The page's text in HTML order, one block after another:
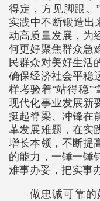
得定，方见脚跟。
实践中不断锻造出
动高质量发展，为
何更好聚焦群众急
民群众对美好生活
确保经济社会平
样考验着“站得稳
现代化事业发展新
挺起脊梁、冲锋在
革发展难题，在实
增长本领，不断提
的能力，一锤一锤
难事办妥，把实事
做忠诚可靠